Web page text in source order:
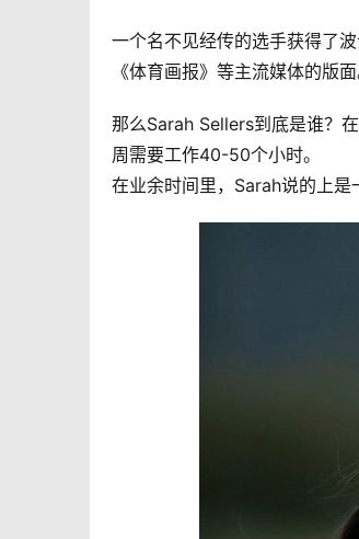
一个名不见经传的选手获得了
《体育画报》等主流媒体的版面
那么Sarah Sellers到底是谁？
周需要工作40-50个小时。
在业余时间里，Sarah说的上是